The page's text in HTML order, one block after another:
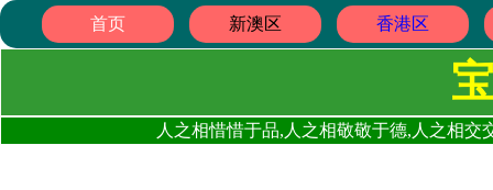
首页 新澳区 香港区
人之相惜惜于品,人之相敬敬于德,人之相